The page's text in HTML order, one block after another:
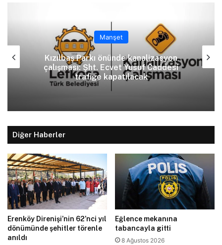
Manşet
Kızılbaş Parkı önünde kanalizasyon
çalışması: Şht. Ecvet Yusuf Caddesi
trafiğe kapatılacak
Diğer Haberler
Erenköy Direnişi’nin 62’nci yıl
dönümünde şehitler törenle
anıldı
Eğlence mekanına
tabancayla gitti
8 Ağustos 2026